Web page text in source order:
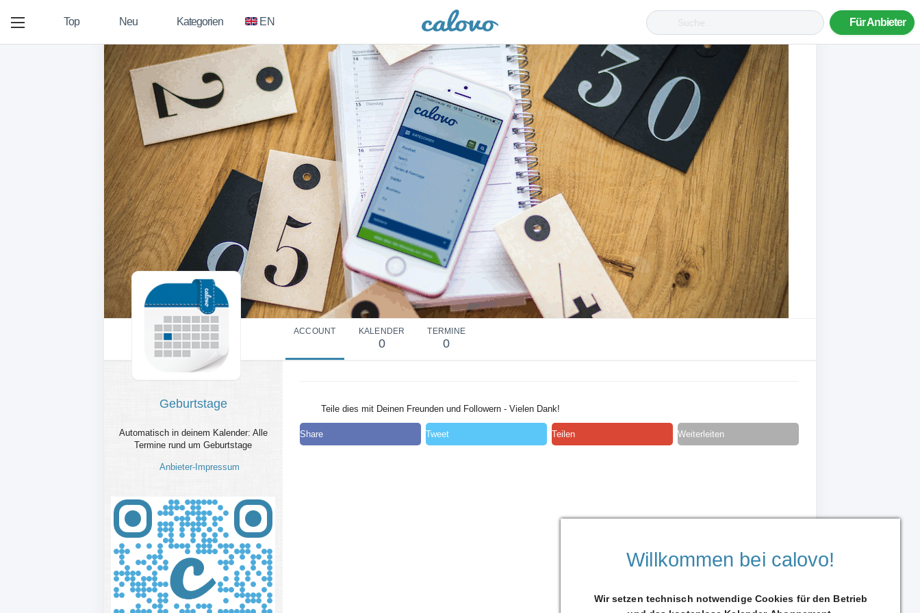
Top Neu Kategorien EN Für Anbieter
ACCOUNT KALENDER
0
TERMINE
0
Geburtstage
Automatisch in deinem Kalender: Alle
Termine rund um Geburtstage
Anbieter-Impressum
Teile dies mit Deinen Freunden und Followern - Vielen Dank!
Share Tweet Teilen Weiterleiten
Willkommen bei calovo!
Wir setzen technisch notwendige Cookies für den Betrieb